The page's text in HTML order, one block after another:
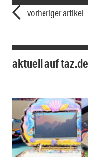
vorheriger artikel
aktuell auf taz.de